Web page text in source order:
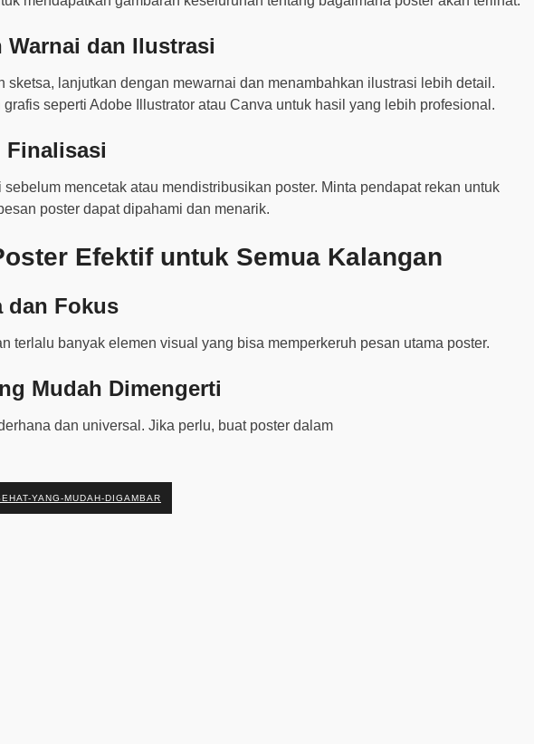
Warnai dan Ilustrasi
sketsa, lanjutkan dengan mewarnai dan menambahkan ilustrasi lebih detail.
seperti Adobe Illustrator atau Canva untuk hasil yang lebih profesional.
Finalisasi
mencetak atau mendistribusikan poster. Minta pendapat rekan untuk
poster dapat dipahami dan menarik.
Efektif untuk Semua Kalangan
dan Fokus
terlalu banyak elemen visual yang bisa memperkeruh pesan utama poster.
Mudah Dimengerti
dan universal. Jika perlu, buat poster dalam
YANG-MUDAH-DIGAMBAR